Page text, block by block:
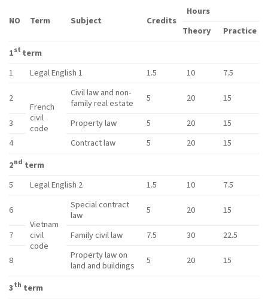
NO Term Subject Credits
Hours
Theory
Practice
1st term
1
Legal English 1 1.5 10
7.5
2
French
civil
code
Civil law and non-
family real estate
5 20
15
3
Property law 5 20
15
4
Contract law 5 20
15
2nd term
5
Legal English 2 1.5 10
7.5
6
Vietnam
civil
code
Special contract
law
5 20
15
7
Family civil law 7.5 30
22.5
8
Property law on
land and buildings
5 20 15
3th term